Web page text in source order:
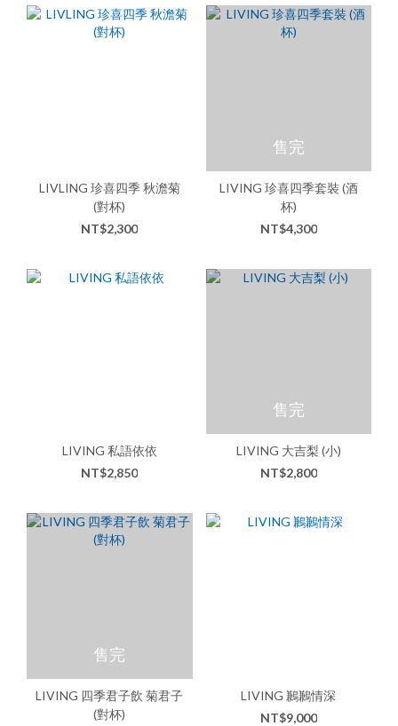
LIVLING 珍喜四季 秋澹菊
(對杯)
NT$2,300
售完
LIVING 珍喜四季套裝 (酒
杯)
NT$4,300
LIVING 私語依依
NT$2,850
售完
LIVING 大吉梨 (小)
NT$2,800
售完
LIVING 四季君子飲 菊君子
(對杯)
LIVING 鶼鶼情深
NT$9,000